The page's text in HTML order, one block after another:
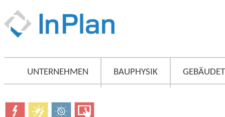
UNTERNEHMEN BAUPHYSIK